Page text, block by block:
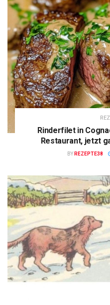
Rinderfilet in
Restaurant, jetzt
BY REZEPTE38